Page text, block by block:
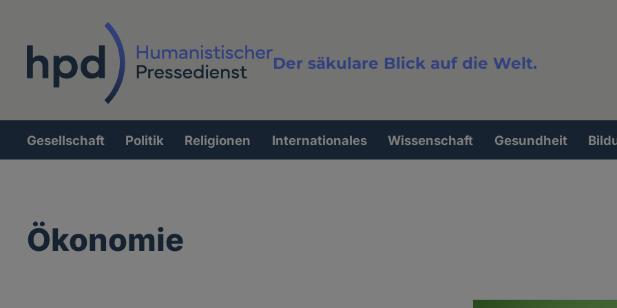
Der säkulare Blick auf die Welt.
Volltextsuche
Hauptnavigation
Gesellschaft Politik Religionen Internationales Wissenschaft Gesundheit
Ökonomie